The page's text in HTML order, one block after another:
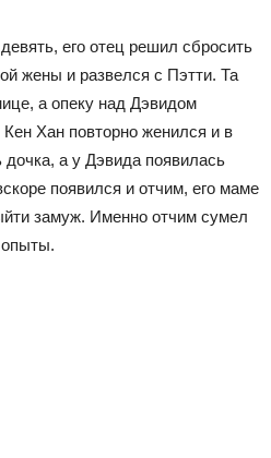
его отец решил сбросить
жены и развелся с Пэтти. Та
а опеку над Дэвидом
Хан повторно женился и в
дочка, а у Дэвида появилась
появился и отчим, его маме
замуж. Именно отчим сумел